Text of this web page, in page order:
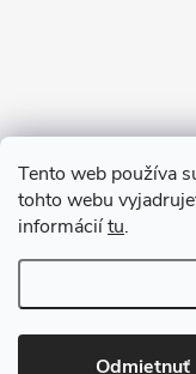
Tento web používa
tohto webu
informáciítu.
Odmietnuť
Sledovať